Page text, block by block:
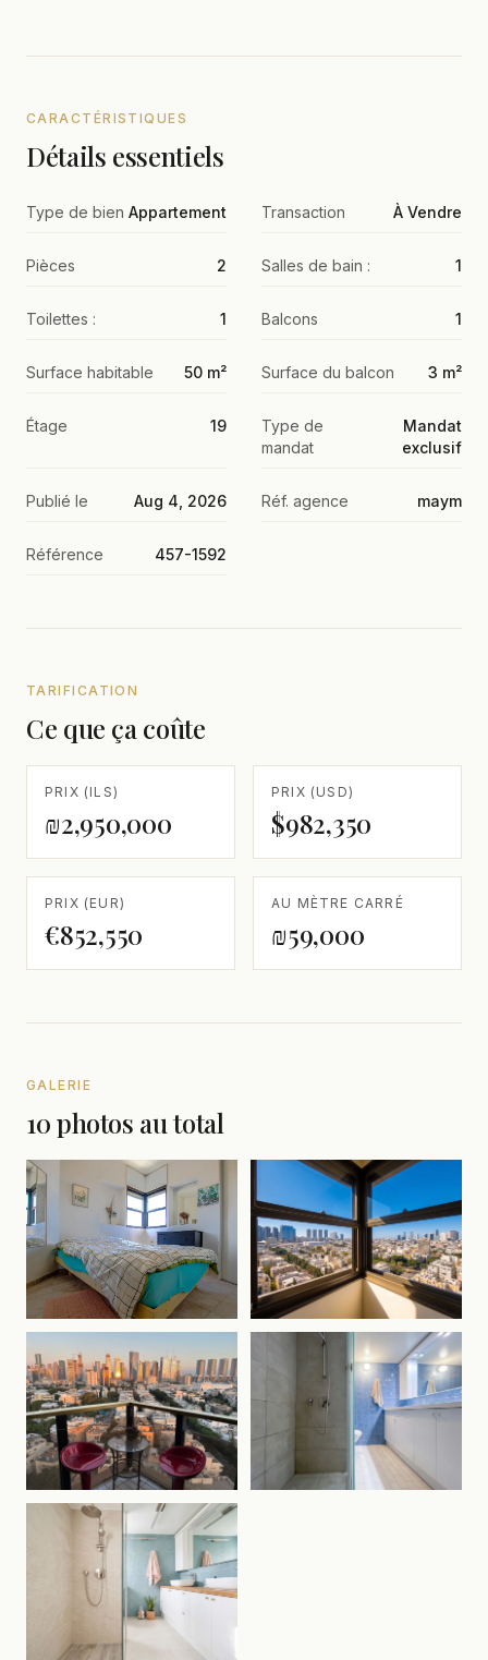
CARACTÉRISTIQUES
Détails essentiels
Type de bien Appartement Transaction À Vendre
Pièces 2 Salles de bain : 1
Toilettes : 1 Balcons 1
Surface habitable 50 m² Surface du balcon 3 m²
Étage 19
Type de
mandat
Mandat
exclusif
Publié le Aug 4, 2026 Réf. agence maym
Référence 457-1592
TARIFICATION
Ce que ça coûte
PRIX (ILS)
₪2,950,000
PRIX (USD)
$982,350
PRIX (EUR)
€852,550
AU MÈTRE CARRÉ
₪59,000
GALERIE
10 photos au total